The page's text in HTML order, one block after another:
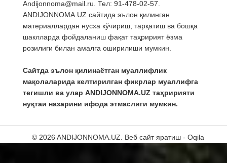
Andijonnoma@mail.ru. Тел: 91-478-02-57.
ANDIJONNOMA.UZ сайтида эълон қилинган
материаллардан нусха кўчириш, тарқатиш ва бошқа
шаклларда фойдаланиш фақат таҳририят ёзма
розилиги билан амалга оширилиши мумкин.
Сайтда эълон қилинаётган муаллифлик
мақолаларида келтирилган фикрлар муаллифга
тегишли ва улар ANDIJONNOMA.UZ таҳририяти
нуқтаи назарини ифода этмаслиги мумкин.
© 2026 ANDIJONNOMA.UZ. Веб сайт яратиш - Oqila